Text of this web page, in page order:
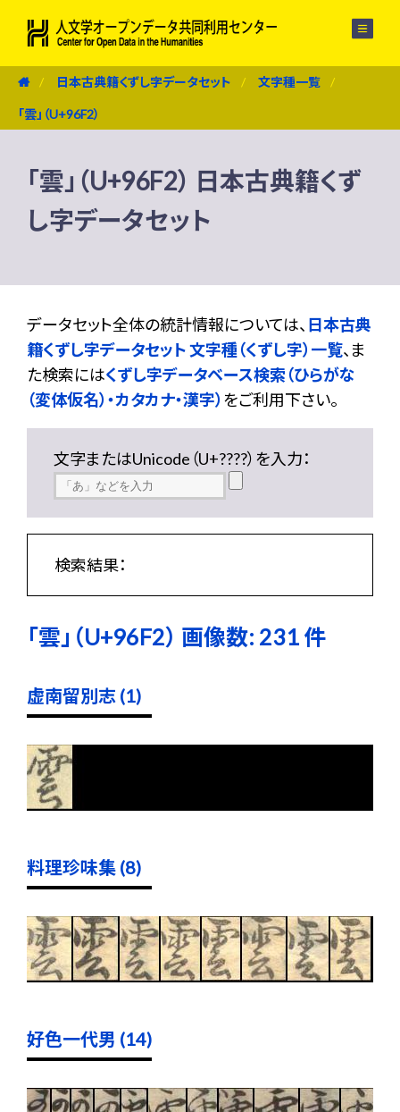
日本古典籍くずし字データセット 文字種一覧
「雲」（U+96F2）
「雲」（U+96F2） 日本古典籍くず
し字データセット
データセット全体の統計情報については、 日本古典
籍くずし字データセット 文字種（くずし字）一覧、ま
た検索にはくずし字データベース検索（ひらがな
（変体仮名）・カタカナ・漢字） をご利用下さい。
文字またはUnicode（U+????）を入力：
検索結果：
「雲」（U+96F2） 画像数: 231 件
虚南留別志 (1)
料理珍味集 (8)
好色一代男 (14)